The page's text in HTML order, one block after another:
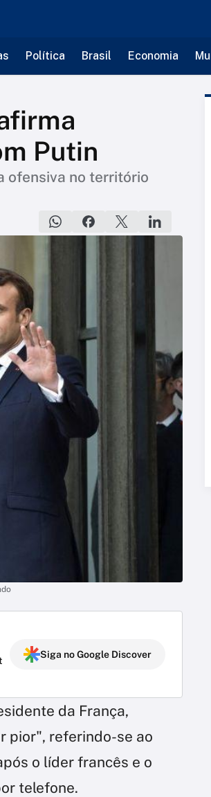
Política Brasil Economia
Putin
ofensiva no território
Siga no Google Discover
da França,
pior", referindo-se ao
o líder francês e o
telefone.